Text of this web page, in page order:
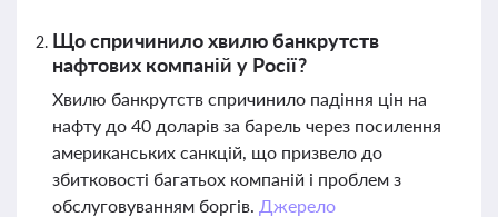
Що спричинило хвилю банкрутств
нафтових компаній у Росії?
Хвилю банкрутств спричинило падіння цін на
нафту до 40 доларів за барель через посилення
американських санкцій, що призвело до
збитковості багатьох компаній і проблем з
обслуговуванням боргів. Джерело